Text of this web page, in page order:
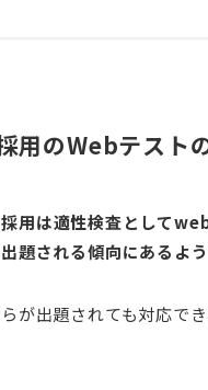
用のWebテスト
用は適性検査として
題される傾向にあるよ
が出題されても対応で